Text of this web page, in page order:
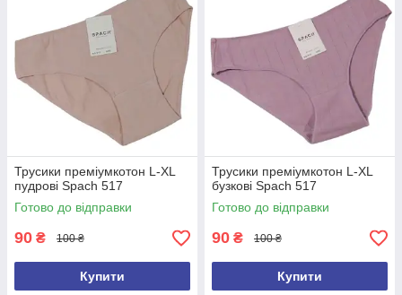
Трусики преміумкотон L-XL
пудрові Spach 517
Готово до відправки
90 ₴ 100 ₴
Купити
Трусики преміумкотон L-XL
бузкові Spach 517
Готово до відправки
90 ₴ 100 ₴
Купити